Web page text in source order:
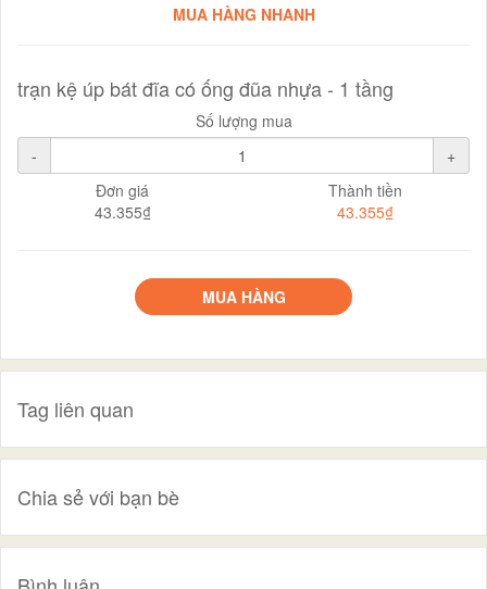
MUA HÀNG NHANH
trạn kệ úp bát đĩa có ống đũa nhựa - 1 tầng
Số lượng mua
-
+
Đơn giá
43.355₫
Thành tiền
43.355₫
MUA HÀNG
Tag liên quan
Chia sẻ với bạn bè